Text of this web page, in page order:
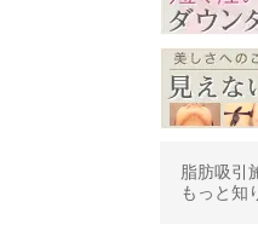
脂肪吸引
もっと知